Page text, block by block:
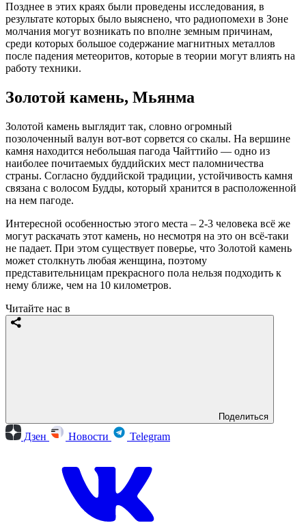
Позднее в этих краях были проведены исследования, в
результате которых было выяснено, что радиопомехи в Зоне
молчания могут возникать по вполне земным причинам,
среди которых большое содержание магнитных металлов
после падения метеоритов, которые в теории могут влиять на
работу техники.
Золотой камень, Мьянма
Золотой камень выглядит так, словно огромный
позолоченный валун вот-вот сорвется со скалы. На вершине
камня находится небольшая пагода Чайттийо — одно из
наиболее почитаемых буддийских мест паломничества
страны. Согласно буддийской традиции, устойчивость камня
связана с волосом Будды, который хранится в расположенной
на нем пагоде.
Интересной особенностью этого места – 2-3 человека всё же
могут раскачать этот камень, но несмотря на это он всё-таки
не падает. При этом существует поверье, что Золотой камень
может столкнуть любая женщина, поэтому
представительницам прекрасного пола нельзя подходить к
нему ближе, чем на 10 километров.
Читайте нас в
Поделиться
Дзен Новости Telegram